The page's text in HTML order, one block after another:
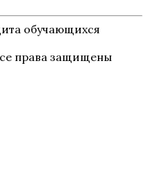
обучающихся
права защищены